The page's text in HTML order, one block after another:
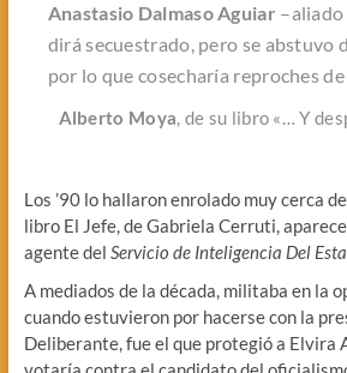
Anastasio Dalmaso Aguiar –aliado
dirá secuestrado, pero se abstuvo
por lo que cosecharía reproches de
Alberto Moya, de su libro «… Y
Los ’90 lo hallaron enrolado muy cerca
libro El Jefe, de Gabriela Cerruti,
agente del Servicio de Inteligencia Del
A mediados de la década, militaba en la
cuando estuvieron por hacerse con la
Deliberante, fue el que protegió a Elvira